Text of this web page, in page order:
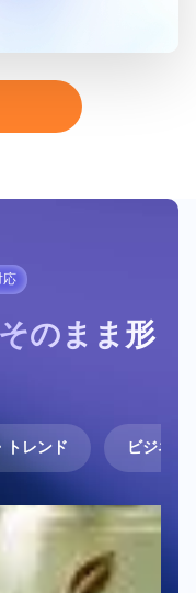
応
のまま形
トレンド ビジネス